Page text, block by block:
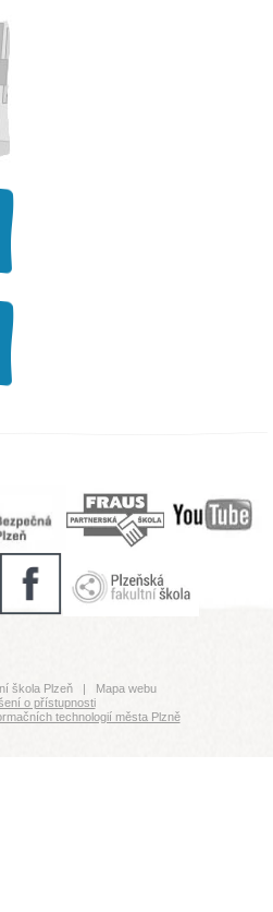
škola Plzeň |
Mapa webu
o přístupnosti
technologií města Plzně